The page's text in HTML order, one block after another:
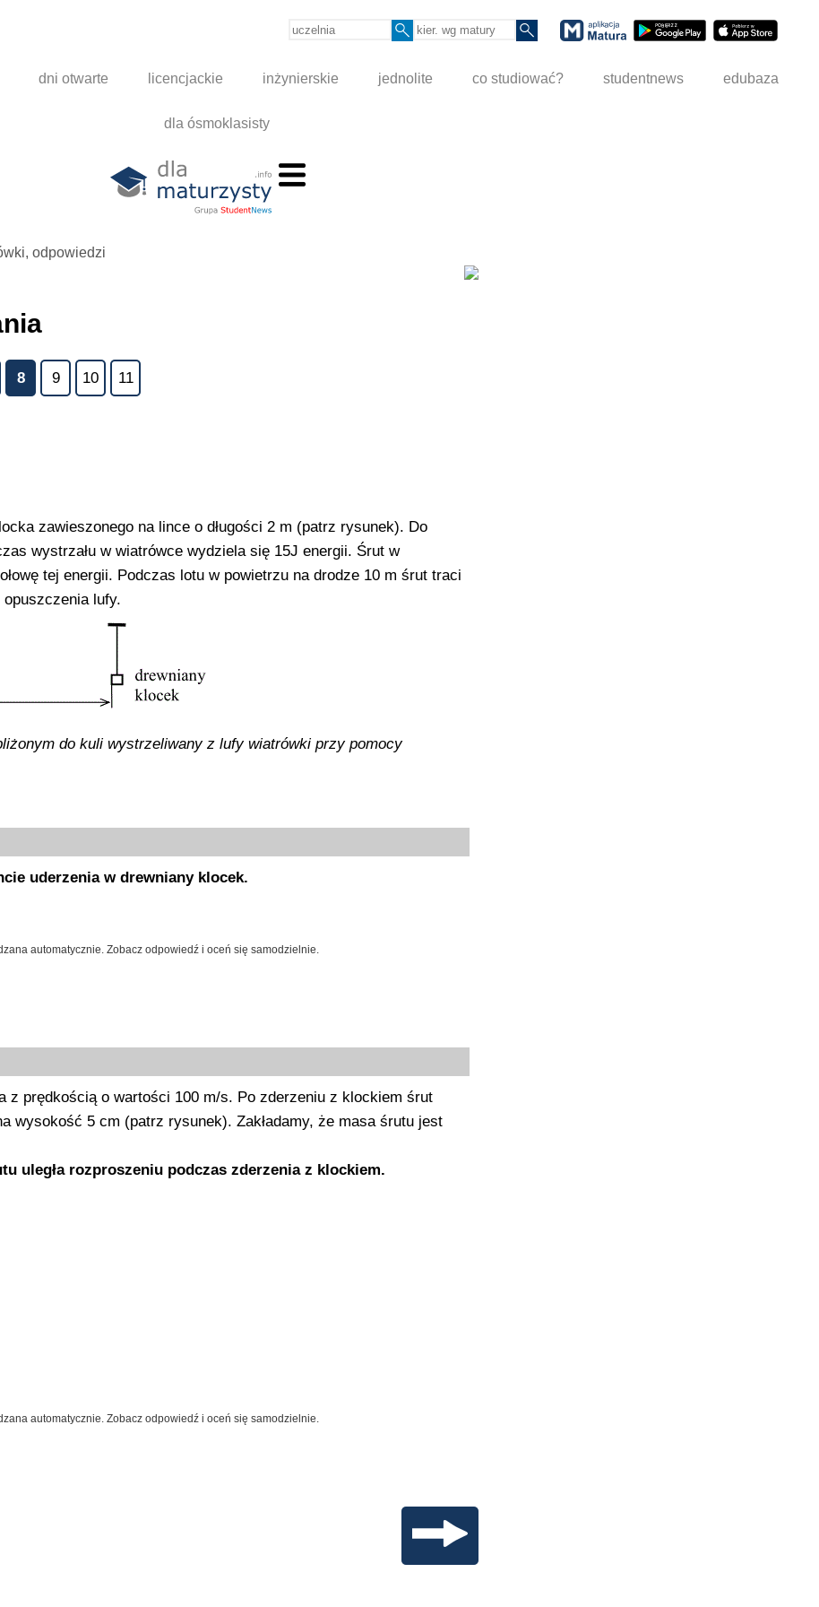
dni otwarte licencjackie inżynierskie jednolite co studiować? studentnews edubaza
dla ósmoklasisty
odpowiedzi
8 9 10 11
zawieszonego na lince o długości 2 m (patrz rysunek). Do
wystrzału w wiatrówce wydziela się 15J energii. Śrut w
tej energii. Podczas lotu w powietrzu na drodze 10 m śrut traci
lufy.
do kuli wystrzeliwany z lufy wiatrówki przy pomocy
uderzenia w drewniany klocek.
automatycznie. Zobacz odpowiedź i oceń się samodzielnie.
z prędkością o wartości 100 m/s. Po zderzeniu z klockiem śrut
wysokość 5 cm (patrz rysunek). Zakładamy, że masa śrutu jest
uległa rozproszeniu podczas zderzenia z klockiem.
automatycznie. Zobacz odpowiedź i oceń się samodzielnie.